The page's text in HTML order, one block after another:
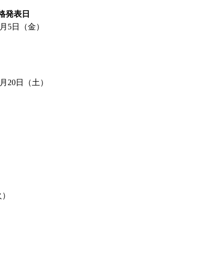
発表日
5日（金）
20日（土）